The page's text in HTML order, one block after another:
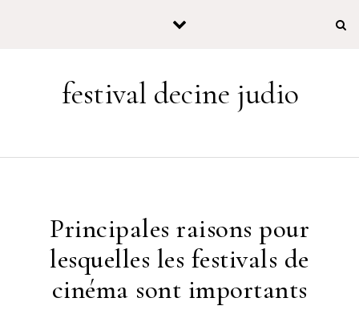
festival decine judio
Principales raisons pour
lesquelles les festivals de
cinéma sont importants